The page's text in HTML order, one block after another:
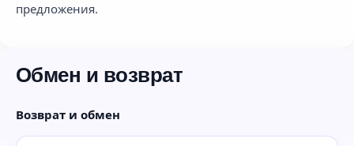
предложения.
Обмен и возврат
Возврат и обмен